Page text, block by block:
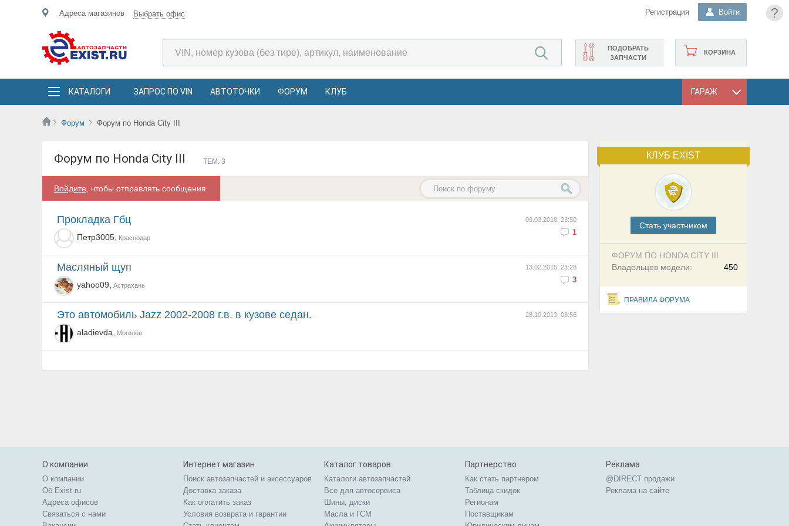
?
Адреса магазинов Выбрать офис Регистрация Войти
КОРЗИНА
ПОДОБРАТЬ
ЗАПЧАСТИ
КАТАЛОГИ ЗАПРОС ПО VIN АВТОТОЧКИ ФОРУМ КЛУБ ГАРАЖ
Форум Форум по Honda City III
КЛУБ EXIST
Cтать участником
ФОРУМ ПО HONDA CITY III
450
Владельцев модели:
ПРАВИЛА ФОРУМА
Форум по Honda City III ТЕМ: 3
Войдите , чтобы отправлять сообщения.
09.03.2018, 23:50
1
Прокладка Гбц
Петр3005, Краснодар
13.02.2015, 23:28
3
Масляный щуп
yahoo09, Астрахань
28.10.2013, 08:56
Это автомобиль Jazz 2002-2008 г.в. в кузове седан.
aladievda, Могилёв
О компании
О компании
Об Exist.ru
Адреса офисов
Связаться с нами
Интернет магазин
Поиск автозапчастей и аксессуаров
Доставка заказа
Как оплатить заказ
Условия возврата и гарантии
Каталог товаров
Каталоги автозапчастей
Все для автосервиса
Шины, диски
Масла и ГСМ
Партнерство
Как стать партнером
Таблица скидок
Регионам
Поставщикам
Реклама
@DIRECT продажи
Реклама на сайте